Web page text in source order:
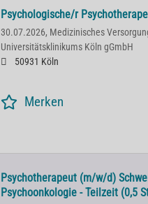
Psychologische/r
30.07.2026, Medizinisches
Universitätsklinikums Köln gGmbH
50931 Köln
Merken
Psychotherapeut (m/w/d)
Psychoonkologie - Teilzeit (0,5